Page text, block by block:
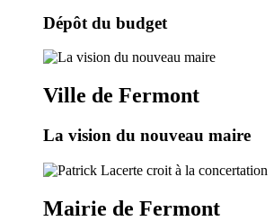
Dépôt du budget
Ville de Fermont
La vision du nouveau maire
Mairie de Fermont